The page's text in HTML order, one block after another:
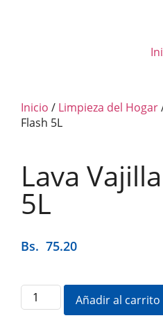
Inicio / Limpieza del Hogar
Flash 5L
Lava
5L
Bs. 75.20
Añadir al carrito